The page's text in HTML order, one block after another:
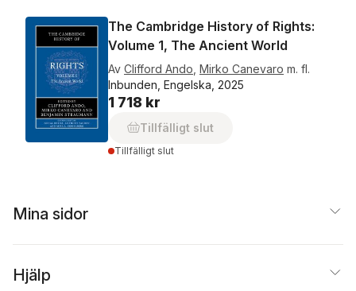
The Cambridge History of Rights:
Volume 1, The Ancient World
Av Clifford Ando Mirko Canevaro m. fl.
Inbunden, Engelska, 2025
1 718 kr
Tillfälligt slut
Tillfälligt slut
Mina sidor
Hjälp